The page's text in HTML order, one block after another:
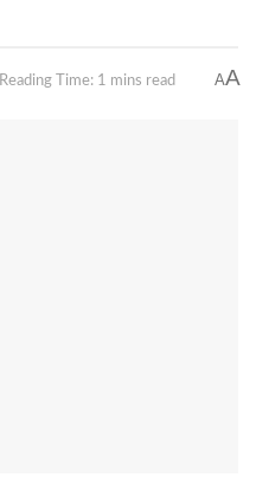
Reading Time: 1 mins read AA